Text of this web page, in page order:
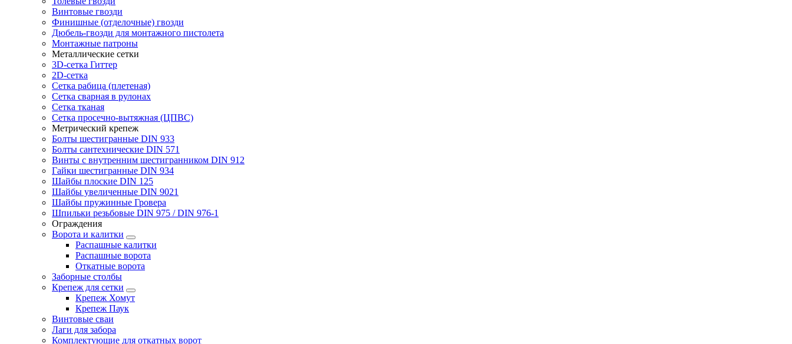
Винтовые гвозди
Финишные (отделочные) гвозди
Дюбель-гвозди для монтажного пистолета
Монтажные патроны
Металлические сетки
3D-сетка Гиттер
2D-сетка
Сетка рабица (плетеная)
Сетка сварная в рулонах
Сетка тканая
Сетка просечно-вытяжная (ЦПВС)
Метрический крепеж
Болты шестигранные DIN 933
Болты сантехнические DIN 571
Винты с внутренним шестигранником DIN 912
Гайки шестигранные DIN 934
Шайбы плоские DIN 125
Шайбы увеличенные DIN 9021
Шайбы пружинные Гровера
Шпильки резьбовые DIN 975 / DIN 976-1
Ограждения
Ворота и калитки
Распашные калитки
Распашные ворота
Откатные ворота
Заборные столбы
Крепеж для сетки
Крепеж Хомут
Крепеж Паук
Винтовые сваи
Лаги для забора
Комплектующие для откатных ворот